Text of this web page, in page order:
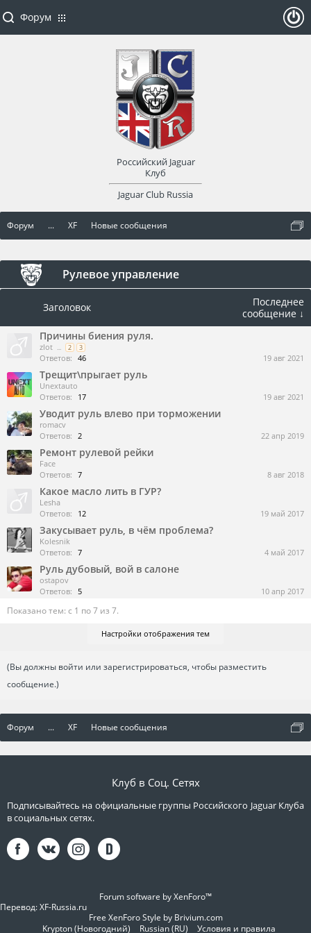
Форум ... XF Новые сообщения
Рулевое управление
Заголовок
Последнее
сообщение ↓
Причины биения руля.
zlot ... 2 3
Ответов: 46 19 авг 2021
Трещит\прыгает руль
Unextauto
Ответов:
17 19 авг 2021
Уводит руль влево при торможении
romacv
Ответов: 2 22 апр 2019
Ремонт рулевой рейки
Face
Ответов: 7 8 авг 2018
Какое масло лить в ГУР?
Lesha
Ответов:
12 19 май 2017
Закусывает руль, в чём проблема?
Kolesnik
Ответов: 7 4 май 2017
Руль дубовый, вой в салоне
ostapov
Ответов: 5 10 апр 2017
Показано тем: с 1 по 7 из 7.
Настройки отображения тем
(Вы должны войти или зарегистрироваться, чтобы разместить
сообщение.)
Форум ... XF Новые сообщения
Форум
Российский Jaguar
Клуб
Jaguar Club Russia
оват
Клуб в Соц. Сетях
Подписывайтесь на официальные группы Российского Jaguar Клуба
в социальных сетях.
Forum software by XenForo™
Перевод:XF-Russia.ru
Free XenForo Style by Brivium.com
Krypton (Новогодний)
Russian (RU) Условия и правила